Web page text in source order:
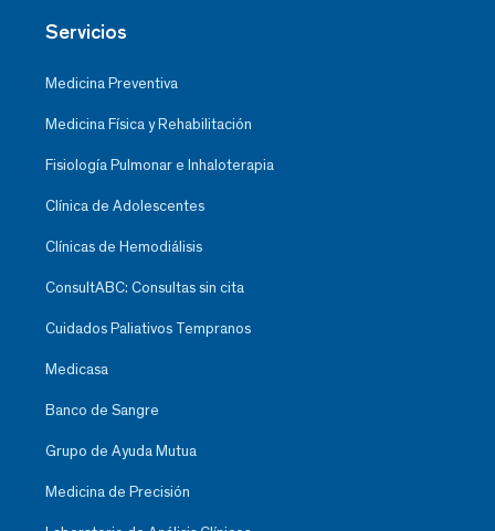
Servicios
Medicina Preventiva
Medicina Física y Rehabilitación
Fisiología Pulmonar e Inhaloterapia
Clínica de Adolescentes
Clínicas de Hemodiálisis
ConsultABC: Consultas sin cita
Cuidados Paliativos Tempranos
Medicasa
Banco de Sangre
Grupo de Ayuda Mutua
Medicina de Precisión